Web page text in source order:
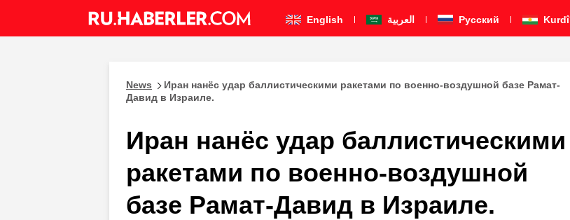
English العربية Pусский Kurdî
News
Иран нанёс удар баллистическими ракетами по военно-воздушной базе Рамат-
Давид в Израиле.
Иран нанёс удар баллистическими
ракетами по военно-воздушной
базе Рамат-Давид в Израиле.